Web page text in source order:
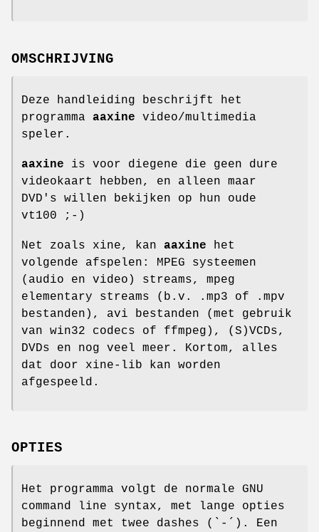
OMSCHRIJVING
Deze handleiding beschrijft het
programma aaxine video/multimedia
speler.
aaxine is voor diegene die geen dure
videokaart hebben, en alleen maar
DVD's willen bekijken op hun oude
vt100 ;-)
Net zoals xine, kan aaxine het
volgende afspelen: MPEG systeemen
(audio en video) streams, mpeg
elementary streams (b.v. .mp3 of .mpv
bestanden), avi bestanden (met gebruik
van win32 codecs of ffmpeg), (S)VCDs,
DVDs en nog veel meer. Kortom, alles
dat door xine-lib kan worden
afgespeeld.
OPTIES
Het programma volgt de normale GNU
command line syntax, met lange opties
beginnend met twee dashes (`-´). Een